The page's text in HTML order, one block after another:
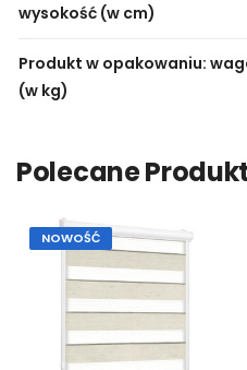
wysokość (w cm)
Produkt w opakowaniu:
(w kg)
Polecane
NOWOŚĆ